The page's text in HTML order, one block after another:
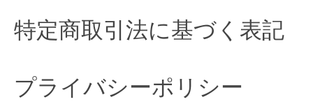
特定商取引法に基づく表記
プライバシーポリシー